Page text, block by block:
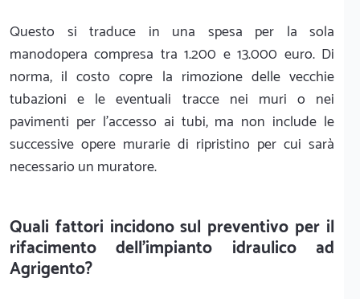
Questo si traduce in una spesa per la sola
manodopera compresa tra 1.200 e 13.000 euro. Di
norma, il costo copre la rimozione delle vecchie
tubazioni e le eventuali tracce nei muri o nei
pavimenti per l'accesso ai tubi, ma non include le
successive opere murarie di ripristino per cui sarà
necessario un muratore.
Quali fattori incidono sul preventivo per il
rifacimento dell'impianto idraulico ad
Agrigento?